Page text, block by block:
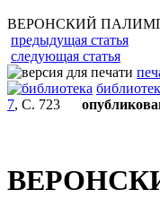
ВЕРОНСКИЙ
предыдущая статья
следующая статья
7, С. 723